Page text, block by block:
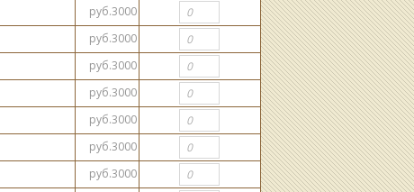
руб.3000
руб.3000
руб.3000
руб.3000
руб.3000
руб.3000
руб.3000